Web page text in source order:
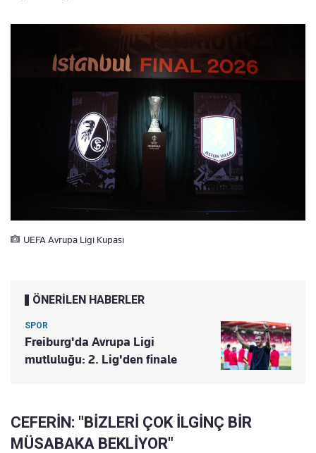
UEFA Avrupa Ligi Kupası
ÖNERİLEN HABERLER
SPOR
Freiburg'da Avrupa Ligi
mutluluğu: 2. Lig'den finale
CEFERİN: "BİZLERİ ÇOK İLGİNÇ BİR
MÜSABAKA BEKLİYOR"